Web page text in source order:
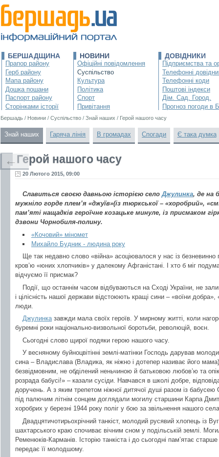
БЕРШАДЩИНА
Прапор району
Герб району
Мапа району
Дошка пошани
Паспорт району
Сторінками історії
НОВИНИ
Офіційні повідомлення
Суспільство
Культура
Політика
Спорт
Привітання
ДОВІДНИКИ
Підприємства та
Телефонні
Телефонні коди
Поштові індекси
Дім. Сад. Город.
Прогноз погоди в
Бершадь / Новини / Суспільство / Знай наших / Герой нашого часу
Знай наших Гаряча лінія В громадах Спогади Є така думка
Герой нашого часу
20 Лютого 2015, 09:00
Славиться своєю давньою історією селоДжулинка, де на
мужніло горде плем’я «джуїв»(із тюркської – «хоробрий»,
пам’яті нащадків героїчне козацьке минуле, із присмаком
дзвони Чорнобиля-полину.
«Кочовий» міномет
Михайло Будник - людина року
Ще так недавно слово «війна» асоціювалося у нас із безневинно
кров’ю «юних хлопчиків» у далекому Афганістані. І хто б міг
відчуємо її присмак?
Події, що останнім часом відбуваються на Сході України, не
і цілісність нашої держави відстоюють кращі сини – «воїни добра»,
люди.
Джулинказавжди мала своїх героїв. У мирному житті, коли
буремні роки національно-визвольної боротьби, революцій, воєн.
Сьогодні слово щирої подяки герою нашого часу.
У весняному буйноцвітінні землі-матінки Господь дарував
сина – Владислава (Владика, як ніжно і дотепер називає його
безвідмовним, не обділений неньчиною й батьковою любов’ю та
розрада бабусі!» – казали сусіди. Навчався в школі добре,
доручень. А з яким трепетом ніжної дитячої душі разом із
під палючим літнім сонцем доглядали могилу старшини Карпа
хоробрих у березні 1944 року поліг у бою за звільнення нашого
Двадцятичотирьохрічний танкіст, молодий русявий хлопець із
шахтарського краю спочиває вічним сном у подільській землі.
Ременюків-Карманів. Історію танкіста і до сьогодні пам’ятає
передає її молодшому.
←